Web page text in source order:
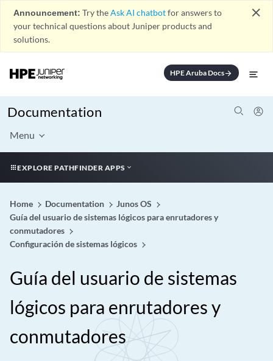
Announcement: Try theAsk AI chatbotfor answers to
your technical questions about Juniper products and
solutions.
close
HPE Aruba Docsarrow_forward
Documentation
Menu
EXPLORE PATHFINDER APPS
Home Documentation
Junos OS
Guía del usuario de sistemas lógicos para enrutadores y
conmutadores
Configuración de sistemas lógicos
Guía del usuario de sistemas
lógicos para enrutadores y
conmutadores